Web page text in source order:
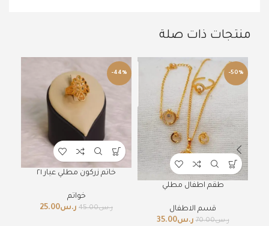
منتجات ذات صلة
-50%
طقم اطفال مطلي
قسم الاطفال
ر.س70.00 ر.س35.00
-44%
خاتم زركون مطلي عيار ٢١
خواتم
ر.س45.00 ر.س25.00